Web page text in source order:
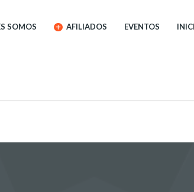
SOMOS AFILIADOS EVENTOS